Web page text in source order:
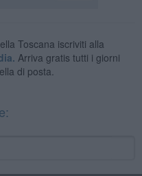
Toscana iscriviti alla
Arriva gratis tutti i giorni
di posta.